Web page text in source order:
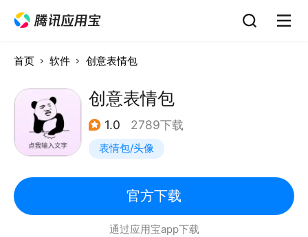
首页 软件 创意表情包
创意表情包
1.0 2789下载
表情包/头像
官方下载
通过应用宝app下载